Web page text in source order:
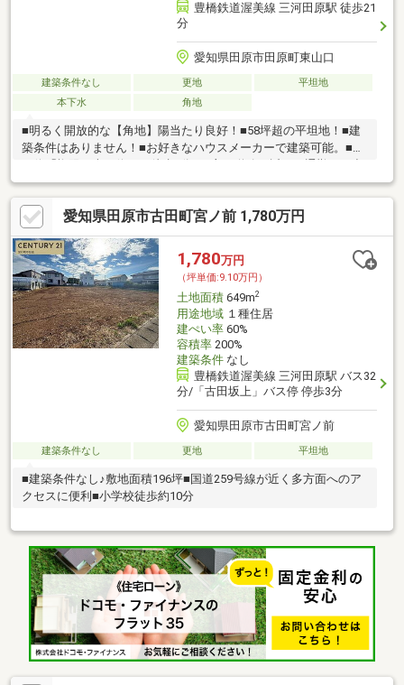
豊橋鉄道渥美線 三河田原駅 徒歩21
分
愛知県田原市田原町東山口
建築条件なし 更地
平坦地
本下水
角地
■明るく開放的な【角地】陽当たり良好！■58坪超の平坦地！■建
築条件はありません！■お好きなハウスメーカーで建築可能。■バ
かけにも便利な立地
愛知県田原市古田町宮ノ前 1,780万円
1,780万円
（坪単価:9.10万円）
土地面積649m2
用途地域１種住居
建ぺい率60%
容積率200%
建築条件なし
豊橋鉄道渥美線 三河田原駅 バス32
分/「古田坂上」バス停 停歩3分
愛知県田原市古田町宮ノ前
建築条件なし 更地 平坦地
■建築条件なし♪敷地面積196坪■国道259号線が近く多方面へのア
クセスに便利■小学校徒歩約10分